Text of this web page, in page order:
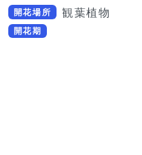
開花場所 観葉植物
開花期